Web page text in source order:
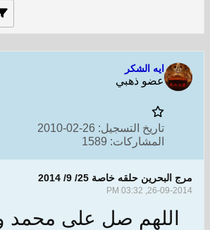
ايه الشكر
عضو ذهبي
تاريخ التسجيل: 26-02-2010
المشاركات: 1589
مرج البحرين حلقه خاصة 25/ 9/ 2014
26-09-2014, 03:32 PM
اللهم صل على محمد